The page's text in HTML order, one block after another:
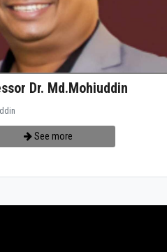
Dr. Md.Mohiuddin
See more